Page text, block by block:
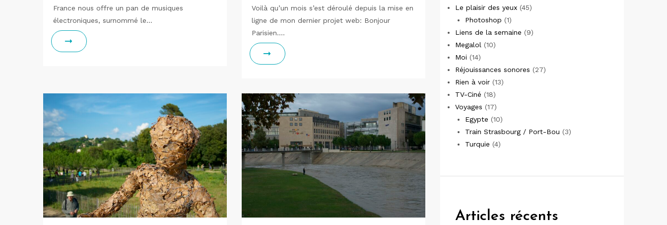
France nous offre un pan de musiques
électroniques, surnommé le…
Voilà qu’un mois s’est déroulé depuis la mise en
ligne de mon dernier projet web: Bonjour
Parisien.…
Le plaisir des yeux (45)
Photoshop (1)
Liens de la semaine (9)
Megalol (10)
Moi (14)
Réjouissances sonores (27)
Rien à voir (13)
TV-Ciné (18)
Voyages (17)
Egypte (10)
Train Strasbourg / Port-Bou (3)
Turquie (4)
Articles récents